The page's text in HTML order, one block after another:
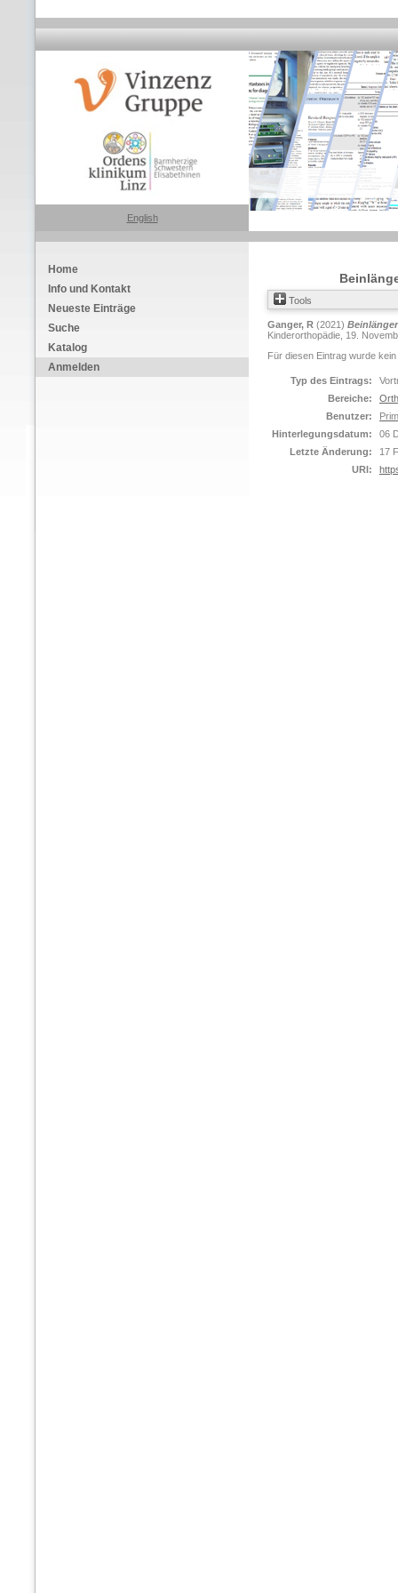
English
Home
Info und Kontakt
Neueste Einträge
Suche
Katalog
Anmelden
Tools
Ganger, R (2021)
Kinderorthopädie, 19.
Für diesen Eintrag wurde
Typ des Eintrags:
Bereiche:
Benutzer:
Hinterlegungsdatum:
06
Letzte Änderung:
17
URI: